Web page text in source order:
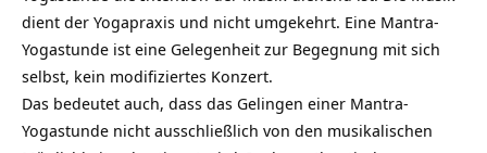
dient der Yogapraxis und nicht umgekehrt. Eine Mantra-
Yogastunde ist eine Gelegenheit zur Begegnung mit sich
selbst, kein modifiziertes Konzert.
Das bedeutet auch, dass das Gelingen einer Mantra-
Yogastunde nicht ausschließlich von den musikalischen